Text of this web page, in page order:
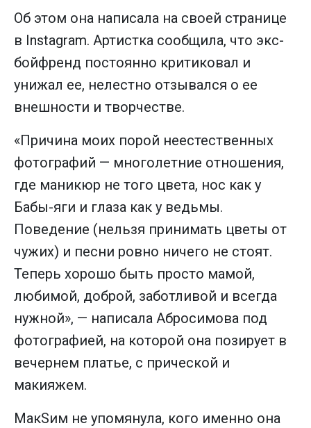
Об этом она написала на своей странице
в Instagram. Артистка сообщила, что экс-
бойфренд постоянно критиковал и
унижал ее, нелестно отзывался о ее
внешности и творчестве.
«Причина моих порой неестественных
фотографий — многолетние отношения,
где маникюр не того цвета, нос как у
Бабы-яги и глаза как у ведьмы.
Поведение (нельзя принимать цветы от
чужих) и песни ровно ничего не стоят.
Теперь хорошо быть просто мамой,
любимой, доброй, заботливой и всегда
нужной», — написала Абросимова под
фотографией, на которой она позирует в
вечернем платье, с прической и
макияжем.
МакSим не упомянула, кого именно она